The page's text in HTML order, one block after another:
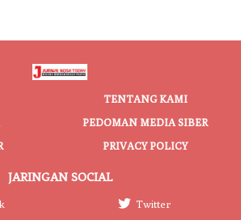
TENTANG KAMI
PEDOMAN MEDIA SIBER
PRIVACY POLICY
JARINGAN SOCIAL
Twitter